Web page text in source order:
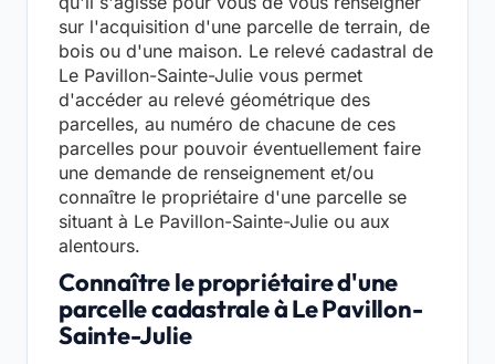
sur l'acquisition d'une parcelle de terrain, de
bois ou d'une maison. Le relevé cadastral de
Le Pavillon-Sainte-Julie vous permet
d'accéder au relevé géométrique des
parcelles, au numéro de chacune de ces
parcelles pour pouvoir éventuellement faire
une demande de renseignement et/ou
connaître le propriétaire d'une parcelle se
situant à Le Pavillon-Sainte-Julie ou aux
alentours.
Connaître le propriétaire d'une
parcelle cadastrale à Le Pavillon-
Sainte-Julie